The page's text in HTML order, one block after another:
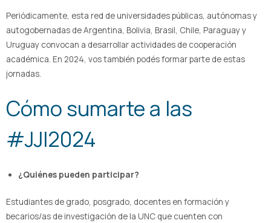
Periódicamente, esta red de universidades públicas, autónomas y
autogobernadas de Argentina, Bolivia, Brasil, Chile, Paraguay y
Uruguay convocan a desarrollar actividades de cooperación
académica. En 2024, vos también podés formar parte de estas
jornadas.
Cómo sumarte a las
#JJI2024
¿Quiénes pueden participar?
Estudiantes de grado, posgrado, docentes en formación y
becarios/as de investigación de la UNC que cuenten con